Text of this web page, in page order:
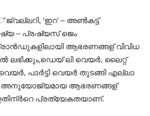
‘ഇറ’ – അണ്‍കട്ട്
– പ്രഷ്യസ് ജെം
ആഭരണങ്ങള് വിവിധ
ലഭിക്കും,ഡെയ് ലി വെയർ, ലൈറ്റ്
പാർട്ടി വെയർ തുടങ്ങി എല്ലാ
അനുയോജ്യമായ ആഭരണങ്ങള്
പ്രത്യേകതയാണ്.